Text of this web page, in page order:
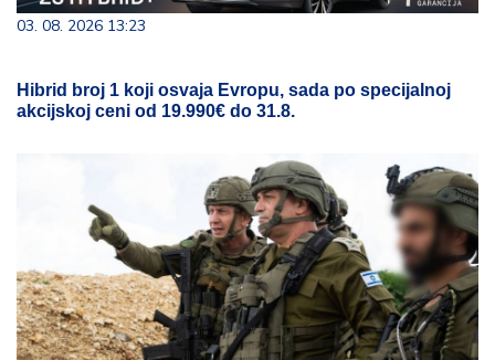
03. 08. 2026 13:23
Hibrid broj 1 koji osvaja Evropu, sada po specijalnoj
akcijskoj ceni od 19.990€ do 31.8.